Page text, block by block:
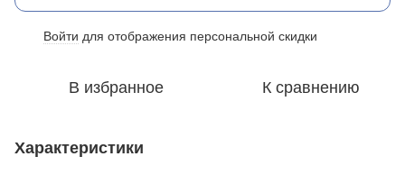
Войти для отображения персональной скидки
В избранное К сравнению
Характеристики